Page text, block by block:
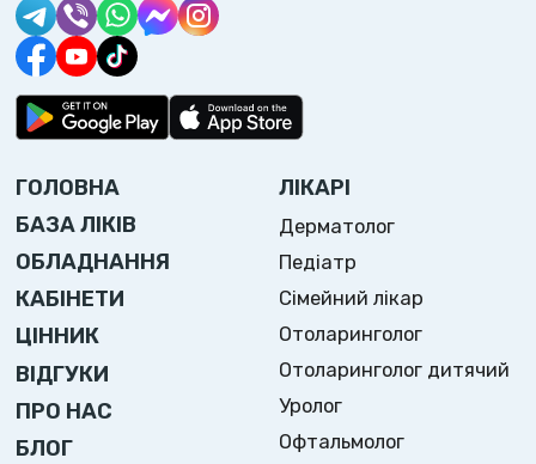
ГОЛОВНА
БАЗА ЛІКІВ
ОБЛАДНАННЯ
КАБІНЕТИ
ЦІННИК
ВІДГУКИ
ПРО НАС
БЛОГ
ЛІКАРІ
Дерматолог
Педіатр
Сімейний лікар
Отоларинголог
Отоларинголог дитячий
Уролог
Офтальмолог